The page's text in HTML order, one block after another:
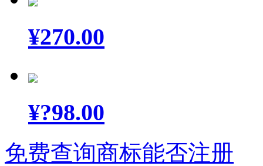
¥270.00
¥?98.00
免费查询商标能否注册